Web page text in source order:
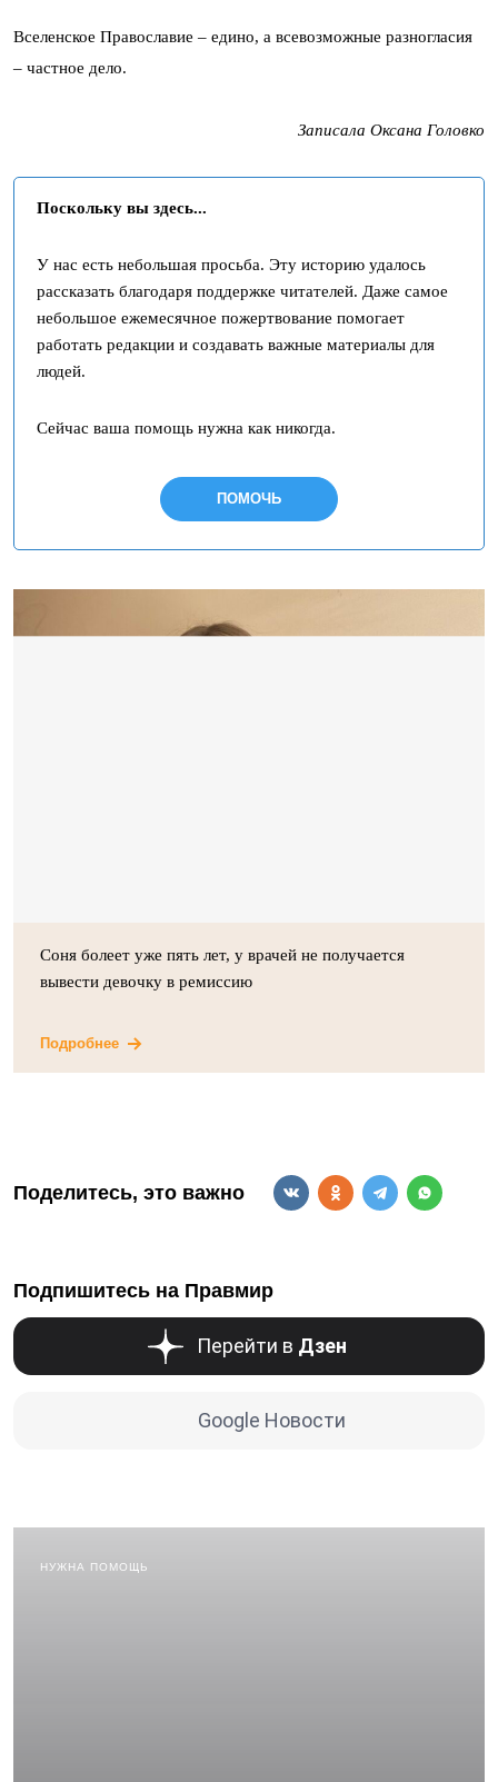
Вселенское Православие – едино, а всевозможные разногласия
– частное дело.
Записала Оксана Головко
Поскольку вы здесь...
У нас есть небольшая просьба. Эту историю удалось
рассказать благодаря поддержке читателей. Даже самое
небольшое ежемесячное пожертвование помогает
работать редакции и создавать важные материалы для
людей.
Сейчас ваша помощь нужна как никогда.
ПОМОЧЬ
Соня болеет уже пять лет, у врачей не получается
вывести девочку в ремиссию
Подробнее
Поделитесь, это важно
Подпишитесь на Правмир
Перейти в Дзен
Google Новости
НУЖНА ПОМОЩЬ